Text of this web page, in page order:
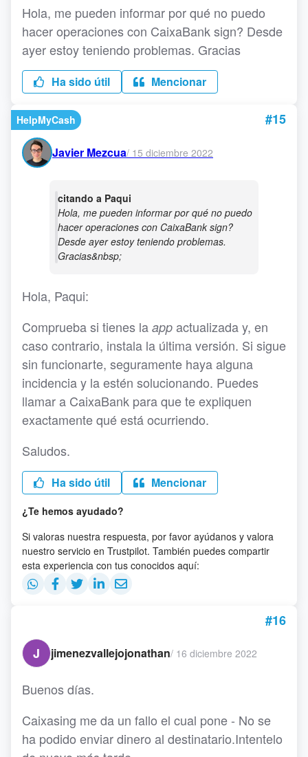
Hola, me pueden informar por qué no puedo
hacer operaciones con CaixaBank sign? Desde
ayer estoy teniendo problemas. Gracias
Ha sido útil Mencionar
HelpMyCash #15
Javier Mezcua/ 15 diciembre 2022
citando a Paqui
Hola, me pueden informar por qué no puedo
hacer operaciones con CaixaBank sign?
Desde ayer estoy teniendo problemas.
Gracias&nbsp;
Hola, Paqui:
Comprueba si tienes la app actualizada y, en
caso contrario, instala la última versión. Si sigue
sin funcionarte, seguramente haya alguna
incidencia y la estén solucionando. Puedes
llamar a CaixaBank para que te expliquen
exactamente qué está ocurriendo.
Saludos.
Ha sido útil Mencionar
¿Te hemos ayudado?
Si valoras nuestra respuesta, por favor ayúdanos y valora
nuestro servicio en Trustpilot. También puedes compartir
esta experiencia con tus conocidos aquí:
#16
J
jimenezvallejojonathan/ 16 diciembre 2022
Buenos días.
Caixasing me da un fallo el cual pone - No se
ha podido enviar dinero al destinatario.Intentelo